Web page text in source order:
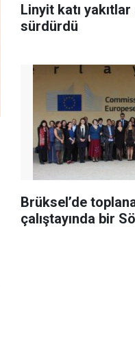
Linyit katı
sürdürdü
Brüksel’de
çalıştayında bir